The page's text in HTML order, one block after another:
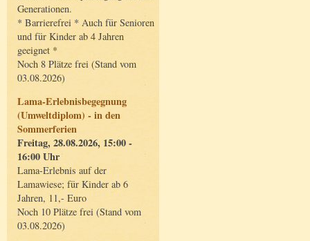
Generationen.
* Barrierefrei * Auch für Senioren
und für Kinder ab 4 Jahren
geeignet *
Noch 8 Plätze frei (Stand vom
03.08.2026)
Lama-Erlebnisbegegnung
(Umweltdiplom) - in den
Sommerferien
Freitag, 28.08.2026, 15:00 -
16:00 Uhr
Lama-Erlebnis auf der
Lamawiese; für Kinder ab 6
Jahren, 11,- Euro
Noch 10 Plätze frei (Stand vom
03.08.2026)